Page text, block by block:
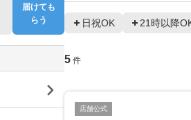
日祝OK 21時以降
5 件
店舗公式
届けても
らう